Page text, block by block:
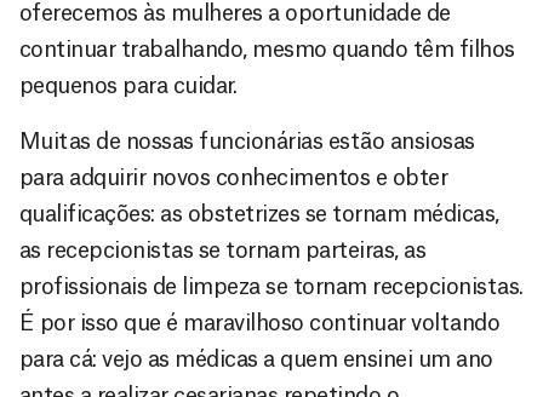
oferecemos às mulheres a oportunidade de
continuar trabalhando, mesmo quando têm filhos
pequenos para cuidar.
Muitas de nossas funcionárias estão ansiosas
para adquirir novos conhecimentos e obter
qualificações: as obstetrizes se tornam médicas,
as recepcionistas se tornam parteiras, as
profissionais de limpeza se tornam recepcionistas.
É por isso que é maravilhoso continuar voltando
para cá: vejo as médicas a quem ensinei um ano